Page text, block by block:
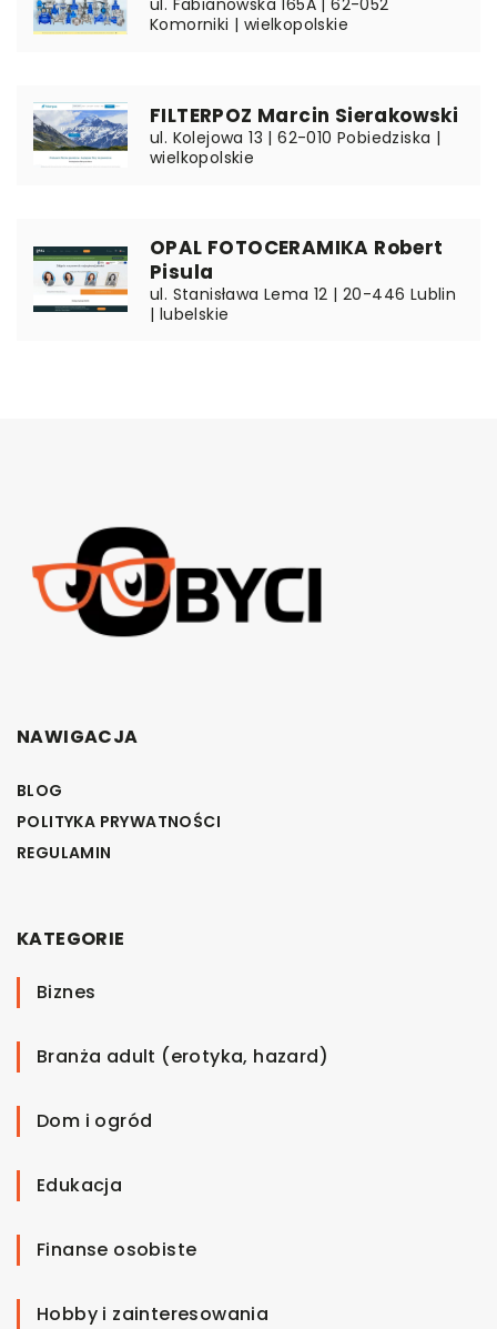
Komorniki | wielkopolskie
FILTERPOZ Marcin Sierakowski
ul. Kolejowa 13 | 62-010 Pobiedziska |
wielkopolskie
OPAL FOTOCERAMIKA Robert
Pisula
ul. Stanisława Lema 12 | 20-446 Lublin
| lubelskie
NAWIGACJA
BLOG
POLITYKA PRYWATNOŚCI
REGULAMIN
KATEGORIE
Biznes
Branża adult (erotyka, hazard)
Dom i ogród
Edukacja
Finanse osobiste
Hobby i zainteresowania